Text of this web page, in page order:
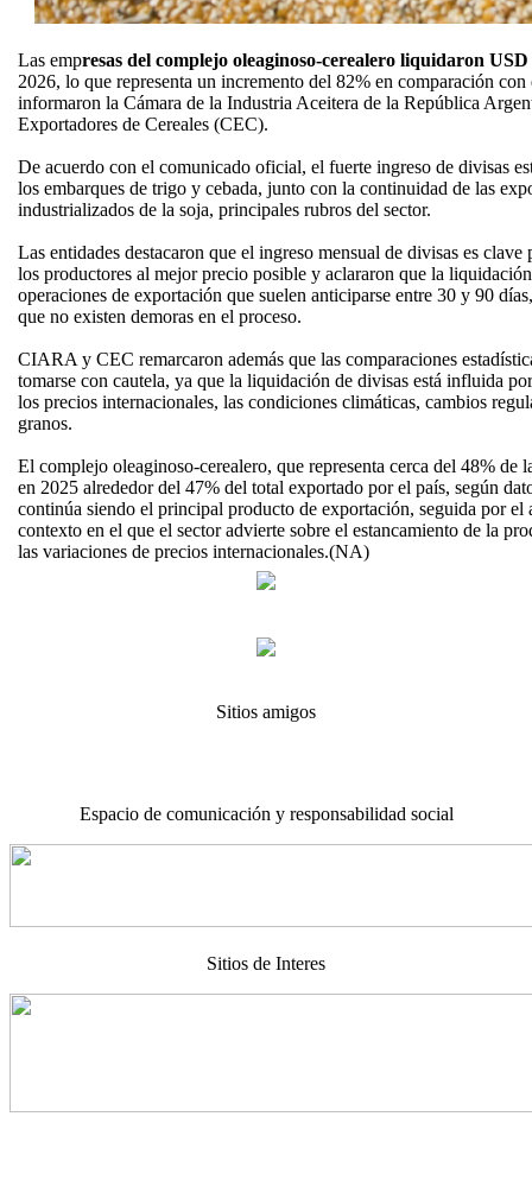
Las empresas del complejo oleaginoso-cerealero liquidaron
2026, lo que representa un incremento del 82% en comparación
informaron la Cámara de la Industria Aceitera de la República
Exportadores de Cereales (CEC).
De acuerdo con el comunicado oficial, el fuerte ingreso de divisas
los embarques de trigo y cebada, junto con la continuidad de las
industrializados de la soja, principales rubros del sector.
Las entidades destacaron que el ingreso mensual de divisas es clave
los productores al mejor precio posible y aclararon que la
operaciones de exportación que suelen anticiparse entre 30 y 90
que no existen demoras en el proceso.
CIARA y CEC remarcaron además que las comparaciones
tomarse con cautela, ya que la liquidación de divisas está influida
los precios internacionales, las condiciones climáticas, cambios
granos.
El complejo oleaginoso-cerealero, que representa cerca del 48% de
en 2025 alrededor del 47% del total exportado por el país, según
continúa siendo el principal producto de exportación, seguida por el
contexto en el que el sector advierte sobre el estancamiento de la
las variaciones de precios internacionales.(NA)
Sitios amigos
Espacio de comunicación y responsabilidad social
Sitios de Interes